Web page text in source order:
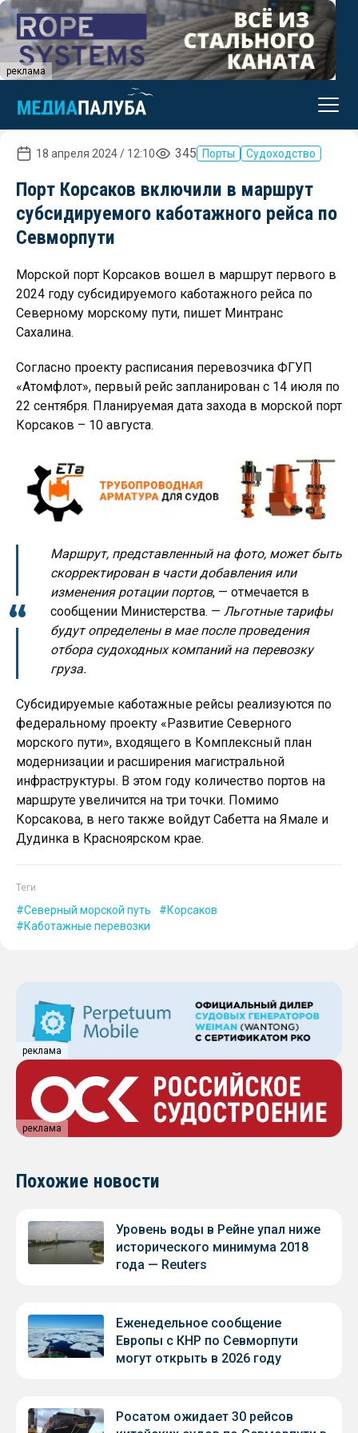
реклама
18 апреля 2024 / 12:10 345 Порты Судоходство
Порт Корсаков включили в маршрут
субсидируемого каботажного рейса по
Севморпути
Морской порт Корсаков вошел в маршрут первого в
2024 году субсидируемого каботажного рейса по
Северному морскому пути, пишет Минтранс
Сахалина.
Согласно проекту расписания перевозчика ФГУП
«Атомфлот», первый рейс запланирован с 14 июля по
22 сентября. Планируемая дата захода в морской порт
Корсаков – 10 августа.
Маршрут, представленный на фото, может быть
скорректирован в части добавления или
изменения ротации портов, — отмечается в
сообщении Министерства. — Льготные тарифы
будут определены в мае после проведения
отбора судоходных компаний на перевозку
груза.
Субсидируемые каботажные рейсы реализуются по
федеральному проекту «Развитие Северного
морского пути», входящего в Комплексный план
модернизации и расширения магистральной
инфраструктуры. В этом году количество портов на
маршруте увеличится на три точки. Помимо
Корсакова, в него также войдут Сабетта на Ямале и
Дудинка в Красноярском крае.
Теги
Северный морской путь
Корсаков
Каботажные перевозки
реклама
реклама
Похожие новости
Уровень воды в Рейне упал ниже
исторического минимума 2018
года — Reuters
Еженедельное сообщение
Европы с КНР по Севморпути
могут открыть в 2026 году
Росатом ожидает 30 рейсов